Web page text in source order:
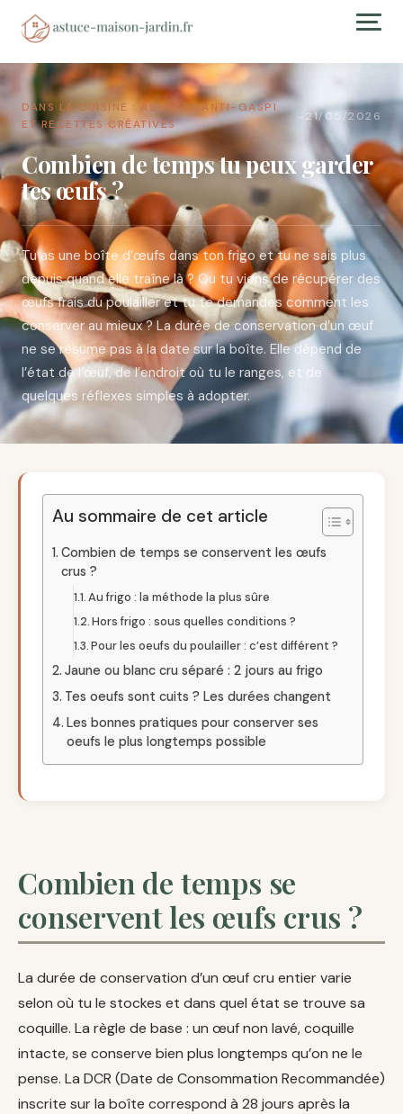
DANS LA CUISINE : ASTUCES ANTI-GASPI
ET RECETTES CRÉATIVES
→ 21/05/2026
Combien de temps tu peux garder
tes œufs ?
Tu as une boîte d’œufs dans ton frigo et tu ne sais plus
depuis quand elle traîne là ? Ou tu viens de récupérer des
œufs frais du poulailler et tu te demandes comment les
conserver au mieux ? La durée de conservation d’un œuf
ne se résume pas à la date sur la boîte. Elle dépend de
l’état de l’œuf, de l’endroit où tu le ranges, et de
quelques réflexes simples à adopter.
Au sommaire de cet article
Combien de temps se conservent les œufs
crus ?
Au frigo : la méthode la plus sûre
Hors frigo : sous quelles conditions ?
Pour les oeufs du poulailler : c’est différent ?
Jaune ou blanc cru séparé : 2 jours au frigo
Tes oeufs sont cuits ? Les durées changent
Les bonnes pratiques pour conserver ses
oeufs le plus longtemps possible
Combien de temps se
conservent les œufs crus ?
La durée de conservation d’un œuf cru entier varie
selon où tu le stockes et dans quel état se trouve sa
coquille. La règle de base : un œuf non lavé, coquille
intacte, se conserve bien plus longtemps qu’on ne le
pense. La DCR (Date de Consommation Recommandée)
inscrite sur la boîte correspond à 28 jours après la